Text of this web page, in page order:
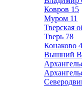
Ковров 15
Муром 11
Тверская
Тверь 78
Конаково 4
Вышний